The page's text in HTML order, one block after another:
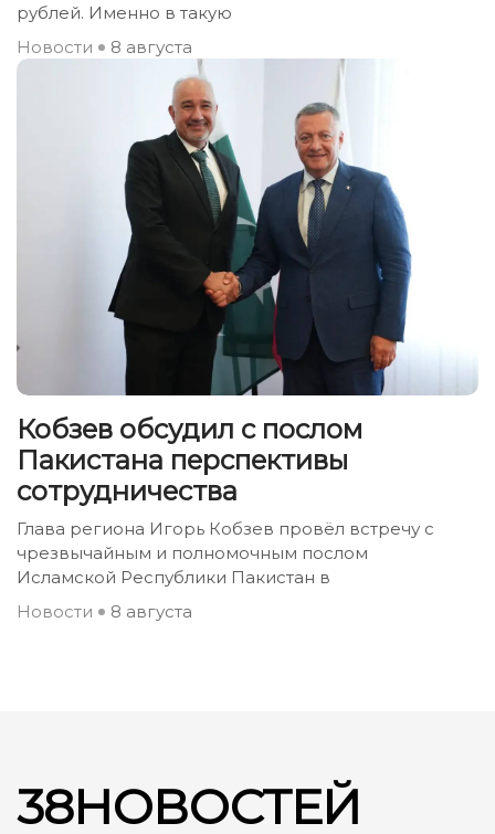
рублей. Именно в такую
Новости
8 августа
Кобзев обсудил с послом
Пакистана перспективы
сотрудничества
Глава региона Игорь Кобзев провёл встречу с
чрезвычайным и полномочным послом
Исламской Республики Пакистан в
Новости
8 августа
38НОВОСТЕЙ